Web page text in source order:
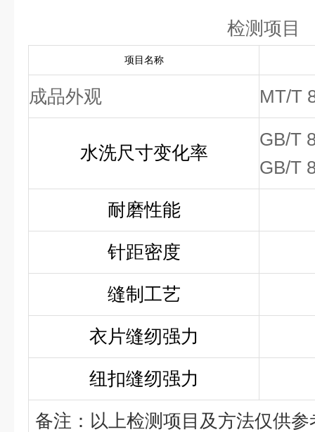
检测项目
项目名称
成品外观 MT/T
水洗尺寸变化率
GB/T
GB/T
耐磨性能
针距密度
缝制工艺
衣片缝纫强力
纽扣缝纫强力
备注：以上检测项目及方法仅供